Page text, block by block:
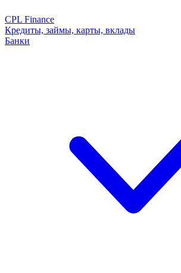
CPL Finance
Кредиты, займы, карты, вклады
Банки